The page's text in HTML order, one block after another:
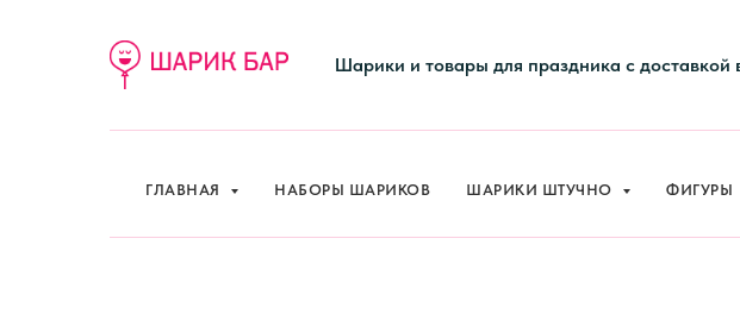
Шарики и товары для праздника с доставкой
ГЛАВНАЯ НАБОРЫ ШАРИКОВ ШАРИКИ ШТУЧНО ФИГУРЫ